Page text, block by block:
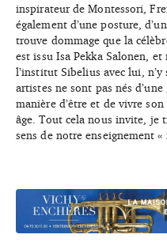
inspirateur de Montessori,
également d’une posture,
trouve dommage que la
est issu Isa Pekka Salonen,
l’institut Sibelius avec lui,
artistes ne sont pas nés
manière d’être et de vivre
âge. Tout cela nous invite, je
sens de notre enseignement «